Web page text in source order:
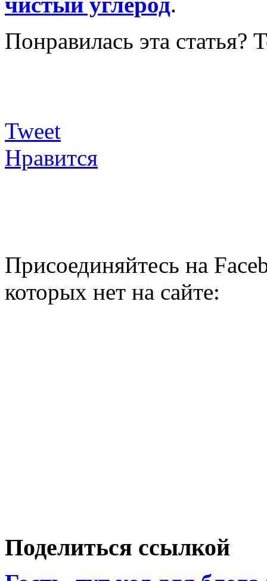
Понравилась эта статья?
Tweet
Нравится
Присоединяйтесь на
которых нет на сайте:
Поделиться ссылкой